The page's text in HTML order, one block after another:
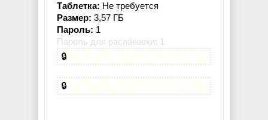
Таблетка: Не требуется
Размер: 3,57 ГБ
Пароль: 1
Пароль для распаковки: 1
🔒
🔒